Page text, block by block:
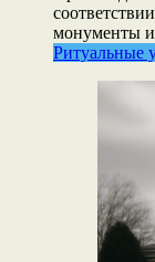
монументы
Ритуальные